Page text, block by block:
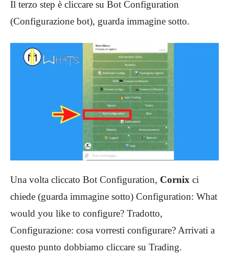
Il terzo step è cliccare su Bot Configuration
(Configurazione bot), guarda immagine sotto.
Una volta cliccato Bot Configuration, Cornix ci
chiede (guarda immagine sotto) Configuration: What
would you like to configure? Tradotto,
Configurazione: cosa vorresti configurare? Arrivati a
questo punto dobbiamo cliccare su Trading.